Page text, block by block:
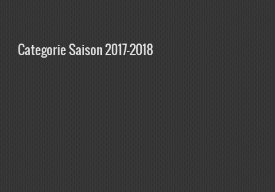
Categorie Saison 2017-2018